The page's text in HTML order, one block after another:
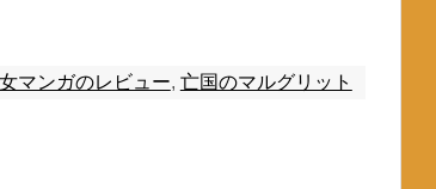
マンガのレビュー, 亡国のマルグリット